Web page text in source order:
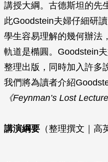
講授大綱。古德斯坦的先
此Goodstein夫婦仔細研
學生容易理解的幾何辦法
軌道是橢圓。Goodstein
整理出版，同時加入許多
我們將為讀者介紹
《Feynman’s Lost Lecture
講演綱要 （整理撰文｜高